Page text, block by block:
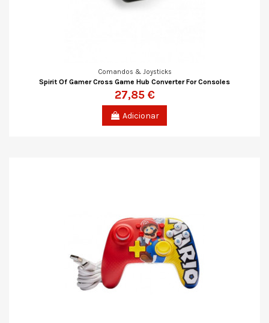
Comandos & Joysticks
Spirit Of Gamer Cross Game Hub Converter For Consoles
27,85 €
Adicionar